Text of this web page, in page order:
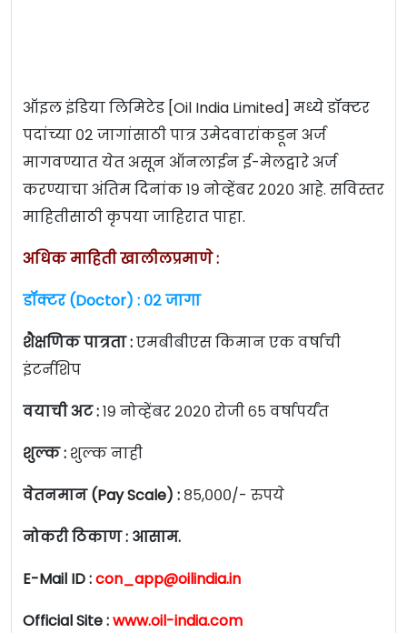
ऑइल इंडिया लिमिटेड [Oil India Limited] मध्ये डॉक्टर
पदांच्या ०२ जागांसाठी पात्र उमेदवारांकडून अर्ज
मागवण्यात येत असून ऑनलाईन ई-मेलद्वारे अर्ज
करण्याचा अंतिम दिनांक १९ नोव्हेंबर २०२० आहे. सविस्तर
माहितीसाठी कृपया जाहिरात पाहा.
अधिक माहिती खालीलप्रमाणे :
डॉक्टर (Doctor) : ०२ जागा
शैक्षणिक पात्रता :एमबीबीएस किमान एक वर्षाची
इंटर्नशिप
वयाची अट :१९ नोव्हेंबर २०२० रोजी ६५ वर्षापर्यंत
शुल्क : शुल्क नाही
वेतनमान (Pay Scale) : ८५,०००/- रुपये
नोकरी ठिकाण : आसाम.
E-Mail ID :con_app@oilindia.in
Official Site :www.oil-india.com